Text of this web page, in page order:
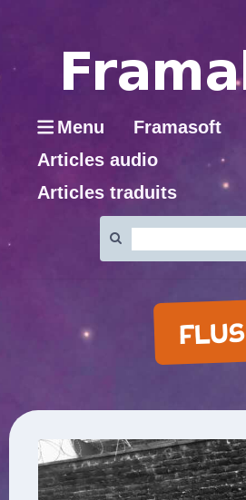
Menu
Framasoft
Articles audio
Articles traduits
:
FLUS